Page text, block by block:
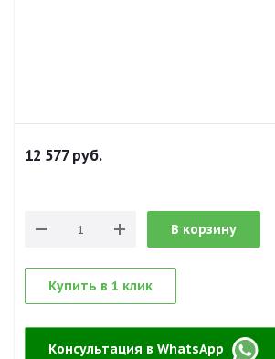
12 577руб.
В корзину
Купить в 1 клик
Консультация в WhatsApp